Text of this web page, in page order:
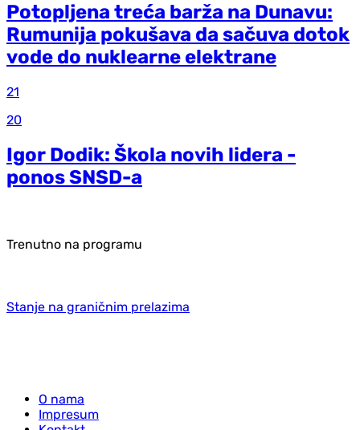
Potopljena treća barža na Dunavu:
Rumunija pokušava da sačuva dotok
vode do nuklearne elektrane
21
20
Igor Dodik: Škola novih lidera -
ponos SNSD-a
Trenutno na programu
Stanje na graničnim prelazima
O nama
Impresum